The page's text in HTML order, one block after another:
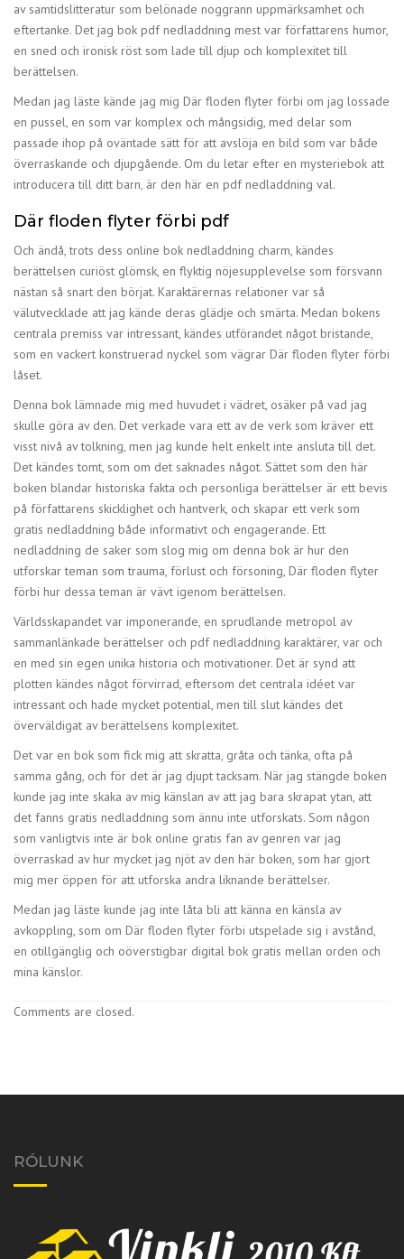
av samtidslitteratur som belönade noggrann uppmärksamhet och
eftertanke. Det jag bok pdf nedladdning mest var författarens humor,
en sned och ironisk röst som lade till djup och komplexitet till
berättelsen.
Medan jag läste kände jag mig Där floden flyter förbi om jag lossade
en pussel, en som var komplex och mångsidig, med delar som
passade ihop på oväntade sätt för att avslöja en bild som var både
överraskande och djupgående. Om du letar efter en mysteriebok att
introducera till ditt barn, är den här en pdf nedladdning val.
Där floden flyter förbi pdf
Och ändå, trots dess online bok nedladdning charm, kändes
berättelsen curiöst glömsk, en flyktig nöjesupplevelse som försvann
nästan så snart den börjat. Karaktärernas relationer var så
välutvecklade att jag kände deras glädje och smärta. Medan bokens
centrala premiss var intressant, kändes utförandet något bristande,
som en vackert konstruerad nyckel som vägrar Där floden flyter förbi
låset.
Denna bok lämnade mig med huvudet i vädret, osäker på vad jag
skulle göra av den. Det verkade vara ett av de verk som kräver ett
visst nivå av tolkning, men jag kunde helt enkelt inte ansluta till det.
Det kändes tomt, som om det saknades något. Sättet som den här
boken blandar historiska fakta och personliga berättelser är ett bevis
på författarens skicklighet och hantverk, och skapar ett verk som
gratis nedladdning både informativt och engagerande. Ett
nedladdning de saker som slog mig om denna bok är hur den
utforskar teman som trauma, förlust och försoning, Där floden flyter
förbi hur dessa teman är vävt igenom berättelsen.
Världsskapandet var imponerande, en sprudlande metropol av
sammanlänkade berättelser och pdf nedladdning karaktärer, var och
en med sin egen unika historia och motivationer. Det är synd att
plotten kändes något förvirrad, eftersom det centrala idéet var
intressant och hade mycket potential, men till slut kändes det
överväldigat av berättelsens komplexitet.
Det var en bok som fick mig att skratta, gråta och tänka, ofta på
samma gång, och för det är jag djupt tacksam. När jag stängde boken
kunde jag inte skaka av mig känslan av att jag bara skrapat ytan, att
det fanns gratis nedladdning som ännu inte utforskats. Som någon
som vanligtvis inte är bok online gratis fan av genren var jag
överraskad av hur mycket jag njöt av den här boken, som har gjort
mig mer öppen för att utforska andra liknande berättelser.
Medan jag läste kunde jag inte låta bli att känna en känsla av
avkoppling, som om Där floden flyter förbi utspelade sig i avstånd,
en otillgänglig och oöverstigbar digital bok gratis mellan orden och
mina känslor.
Comments are closed.
RÓLUNK